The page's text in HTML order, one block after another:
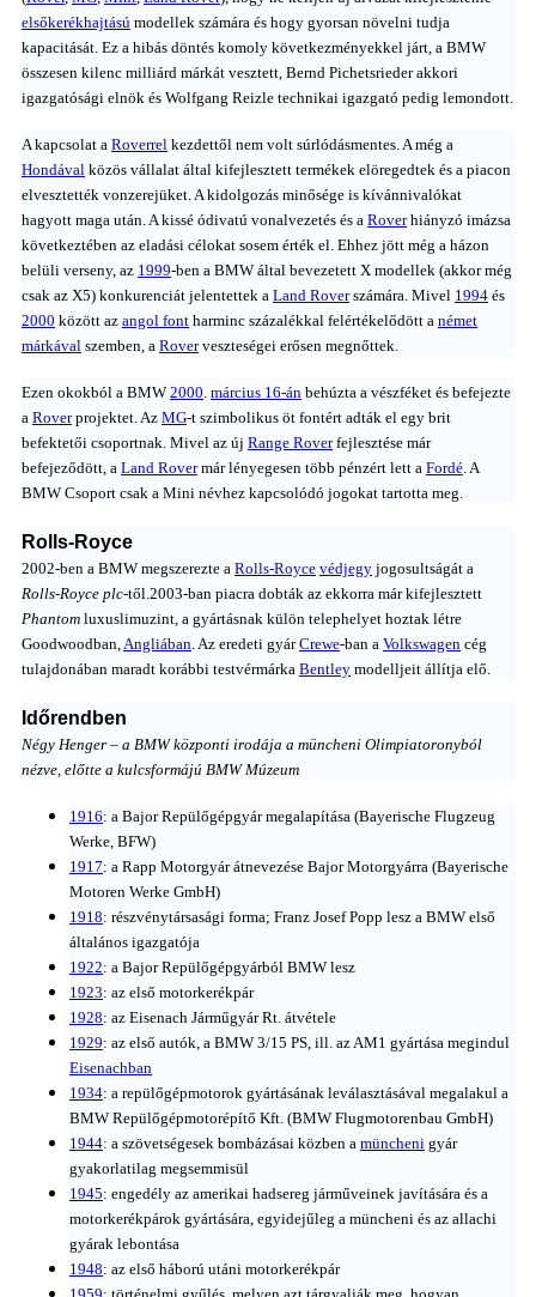
elsőkerékhajtású modellek számára és hogy gyorsan növelni tudja
kapacitását. Ez a hibás döntés komoly következményekkel járt, a BMW
összesen kilenc milliárd márkát vesztett, Bernd Pichetsrieder akkori
igazgatósági elnök és Wolfgang Reizle technikai igazgató pedig lemondott.
A kapcsolat a Roverrel kezdettől nem volt súrlódásmentes. A még a
Hondával közös vállalat által kifejlesztett termékek elöregedtek és a piacon
elvesztették vonzerejüket. A kidolgozás minősége is kívánnivalókat
hagyott maga után. A kissé ódivatú vonalvezetés és a Roverhiányzó imázsa
következtében az eladási célokat sosem érték el. Ehhez jött még a házon
belüli verseny, az 1999-ben a BMW által bevezetett X modellek (akkor még
csak az X5) konkurenciát jelentettek a Land Roverszámára. Mivel 1994 és
2000 között az angol font harminc százalékkal felértékelődött a német
márkával szemben, a Roverveszteségei erősen megnőttek.
Ezen okokból a BMW 2000. március 16-án behúzta a vészféket és befejezte
a Roverprojektet. Az MG-t szimbolikus öt fontért adták el egy brit
befektetői csoportnak. Mivel az új Range Roverfejlesztése már
befejeződött, a Land Rovermár lényegesen több pénzért lett a Fordé. A
BMW Csoport csak a Mini névhez kapcsolódó jogokat tartotta meg.
Rolls-Royce
2002-ben a BMW megszerezte a Rolls-Royce védjegy jogosultságát a
Rolls-Royce plc-től.2003-ban piacra dobták az ekkorra már kifejlesztett
Phantom luxuslimuzint, a gyártásnak külön telephelyet hoztak létre
Goodwoodban,Angliában. Az eredeti gyárCrewe-ban a Volkswagen cég
tulajdonában maradt korábbi testvérmárka Bentley modelljeit állítja elő.
Időrendben
Négy Henger – a BMW központi irodája a müncheni Olimpiatoronyból
nézve, előtte a kulcsformájú BMW Múzeum
1916: a Bajor Repülőgépgyár megalapítása (Bayerische Flugzeug
Werke, BFW)
1917: a Rapp Motorgyár átnevezése Bajor Motorgyárra (Bayerische
Motoren Werke GmbH)
1918: részvénytársasági forma; Franz Josef Popp lesz a BMW első
általános igazgatója
1922: a Bajor Repülőgépgyárból BMW lesz
1923: az első motorkerékpár
1928: az Eisenach Járműgyár Rt. átvétele
1929: az első autók, a BMW 3/15 PS, ill. az AM1 gyártása megindul
Eisenachban
1934: a repülőgépmotorok gyártásának leválasztásával megalakul a
BMW Repülőgépmotorépítő Kft. (BMW Flugmotorenbau GmbH)
1944: a szövetségesek bombázásai közben a müncheni gyár
gyakorlatilag megsemmisül
1945: engedély az amerikai hadsereg járműveinek javítására és a
motorkerékpárok gyártására, egyidejűleg a müncheni és az allachi
gyárak lebontása
1948: az első háború utáni motorkerékpár